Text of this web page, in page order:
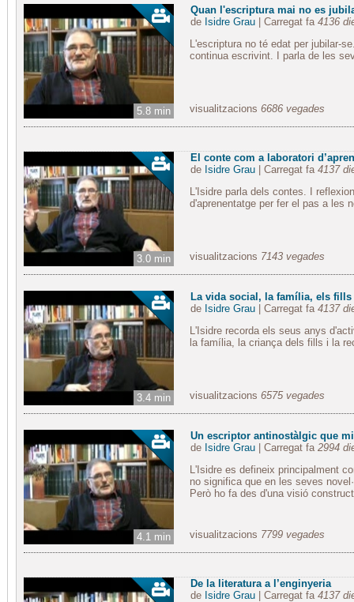
5.8 min
Quan l'escriptura mai no es
de Isidre Grau| Carregat fa 4136
L'escriptura no té edat per jubilar-
continua escrivint. I parla de les
visualitzacions 6686 vegades
3.0 min
El conte com a laboratori
de Isidre Grau| Carregat fa 4137
L'Isidre parla dels contes. I
d'aprenentatge per fer el pas a les
visualitzacions 7143 vegades
3.4 min
La vida social, la família, els
de Isidre Grau| Carregat fa 4137
L'Isidre recorda els seus anys
la família, la criança dels fills i la
visualitzacions 6575 vegades
4.1 min
Un escriptor antinostàlgic que
de Isidre Grau| Carregat fa 2994
L'Isidre es defineix principalment
no significa que en les seves
Però ho fa des d'una visió
visualitzacions 7799 vegades
De la literatura a l’enginyeria
de Isidre Grau| Carregat fa 4137